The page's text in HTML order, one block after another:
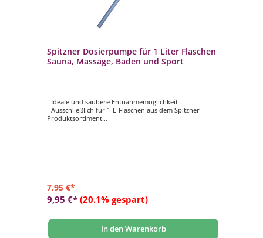
Spitzner Dosierpumpe für 1 Liter Flaschen
Sauna, Massage, Baden und Sport
- Ideale und saubere Entnahmemöglichkeit
- Ausschließlich für 1-L-Flaschen aus dem Spitzner
Produktsortiment
7,95 €*
9,95 €* (20.1% gespart)
In den Warenkorb